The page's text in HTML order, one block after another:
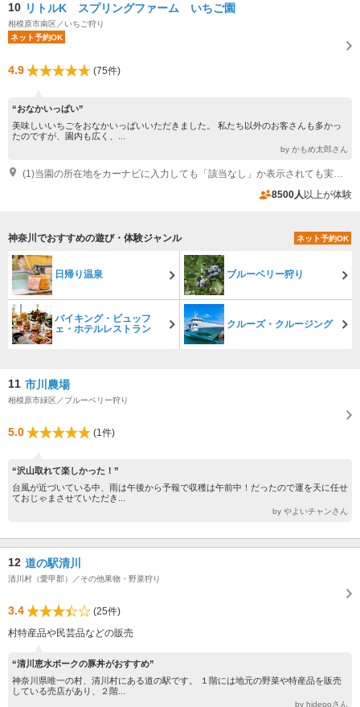
10 リトルK スプリングファーム いちご園
相模原市南区／いちご狩り
ネット予約OK
4.9 (75件)
“おなかいっぱい”
美味しいいちごをおなかいっぱいいただきました。 私たち以外のお客さんも多かっ
たのですが、園内も広く、...
by かもめ太郎さん
(1)当園の所在地をカーナビに入力しても「該当なし」か表示されても実際の所在地とは別の所へ案内されてしまいます。「リカーランド トップ 緑が丘店」さん（相模原市中央区緑が丘１－４３）を入力してお越しいただければ、トップさんの斜向かいのハウスですので、すぐ分かります。
8500人 以上が体験
神奈川でおすすめの遊び・体験ジャンル ネット予約OK
日帰り温泉 ブルーベリー狩り
バイキング・ビュッフ
ェ・ホテルレストラン
クルーズ・クルージング
11 市川農場
相模原市緑区／ブルーベリー狩り
5.0 (1件)
“沢山取れて楽しかった！”
台風が近づいている中、雨は午後から予報で収穫は午前中！だったので運を天に任せ
ておじゃまさせていただき...
by やよいチャンさん
12 道の駅清川
清川村（愛甲郡）／その他果物・野菜狩り
3.4
(25件)
村特産品や民芸品などの販売
“清川恵水ポークの豚丼がおすすめ”
神奈川県唯一の村、清川村にある道の駅です。 １階には地元の野菜や特産品を販売
している売店があり、２階...
by hidepoさん